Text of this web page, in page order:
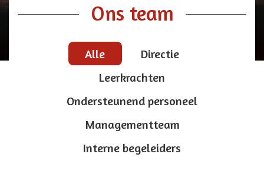
Ons team
Alle
Directie
Leerkrachten
Ondersteunend personeel
Managementteam
Interne begeleiders